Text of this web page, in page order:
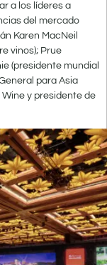
a los líderes a
del mercado
Karen MacNeil
vinos); Prue
(presidente mundial
para Asia
Wine y presidente de